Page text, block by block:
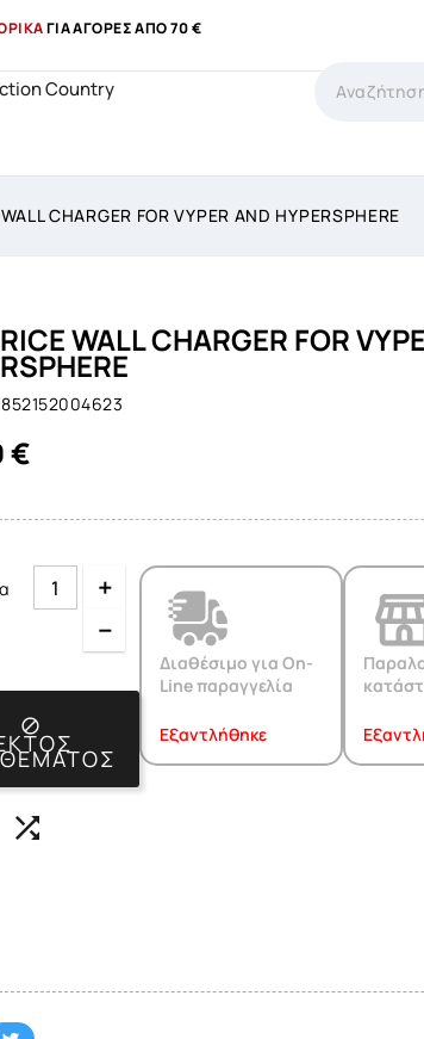
ΓΙΑ ΑΓΟΡΕΣ ΑΠΟ 70 €
CHARGER FOR VYPER AND HYPERSPHERE
WALL CHARGER FOR
€
Quantity
Quantity


Διαθέσιμο για On-
Line παραγγελία
Εξαντλήθηκε